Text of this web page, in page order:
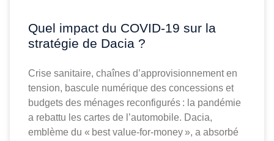
Quel impact du COVID-19 sur la
stratégie de Dacia ?
Crise sanitaire, chaînes d’approvisionnement en
tension, bascule numérique des concessions et
budgets des ménages reconfigurés : la pandémie
a rebattu les cartes de l’automobile. Dacia,
emblème du « best value-for-money », a absorbé